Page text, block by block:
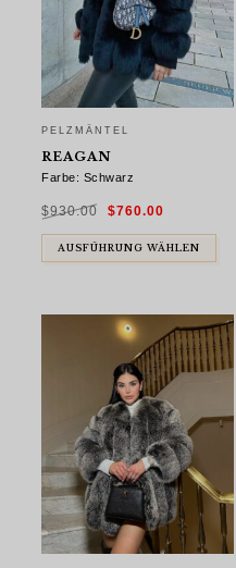
PELZMÄNTEL
REAGAN
Farbe: Schwarz
$930.00 Preis
$930.00
$760.00
$760.00.
AUSFÜHRUNG WÄHLEN